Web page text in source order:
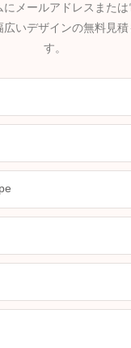
メールアドレスまた
いデザインの無料見
す。